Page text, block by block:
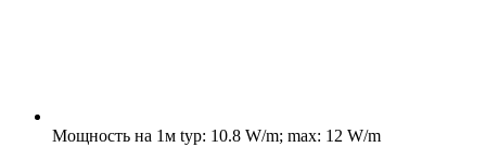
Мощность на 1м typ: 10.8 W/m; max: 12 W/m